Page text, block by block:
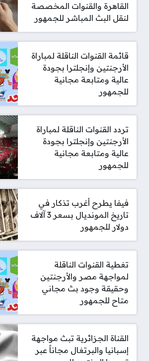
القاهرة والقنوات المخصصة
لنقل البث المباشر للجمهور
قائمة القنوات الناقلة لمباراة
الأرجنتين وإنجلترا بجودة
عالية ومتابعة مجانية
للجمهور
تردد القنوات الناقلة لمباراة
الأرجنتين وإنجلترا بجودة
عالية ومتابعة مجانية
للجمهور
فيفا يطرح أغرب تذكار في
تاريخ المونديال بسعر 3 آلاف
دولار للجمهور
تغطية القنوات الناقلة
لمواجهة مصر والأرجنتين
وحقيقة وجود بث مجاني
متاح للجمهور
القناة الجزائرية تبث مواجهة
إسبانيا والبرتغال مجاناً عبر